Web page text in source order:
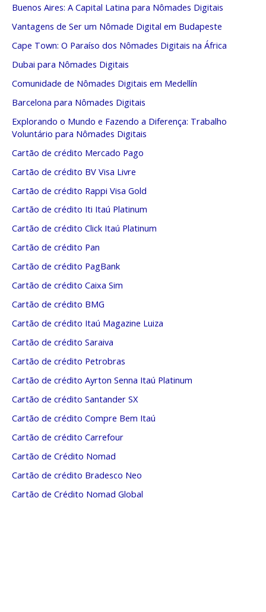
Buenos Aires: A Capital Latina para Nômades Digitais
Vantagens de Ser um Nômade Digital em Budapeste
Cape Town: O Paraíso dos Nômades Digitais na África
Dubai para Nômades Digitais
Comunidade de Nômades Digitais em Medellín
Barcelona para Nômades Digitais
Explorando o Mundo e Fazendo a Diferença: Trabalho
Voluntário para Nômades Digitais
Cartão de crédito Mercado Pago
Cartão de crédito BV Visa Livre
Cartão de crédito Rappi Visa Gold
Cartão de crédito Iti Itaú Platinum
Cartão de crédito Click Itaú Platinum
Cartão de crédito Pan
Cartão de crédito PagBank
Cartão de crédito Caixa Sim
Cartão de crédito BMG
Cartão de crédito Itaú Magazine Luiza
Cartão de crédito Saraiva
Cartão de crédito Petrobras
Cartão de crédito Ayrton Senna Itaú Platinum
Cartão de crédito Santander SX
Cartão de crédito Compre Bem Itaú
Cartão de crédito Carrefour
Cartão de Crédito Nomad
Cartão de crédito Bradesco Neo
Cartão de Crédito Nomad Global